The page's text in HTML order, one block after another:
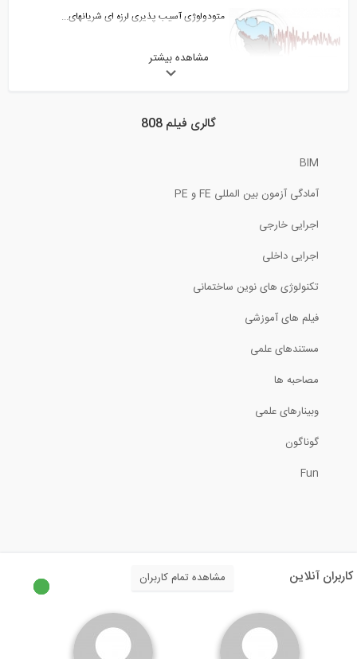
متودولوژی آسیب پذیری لرزه ای شریانهای...
35:18
بخشی از فیلم آموزشی مدل سازی جامع تیر...
مشاهده بیشتر
گالری فیلم 808
BIM
آمادگی آزمون بین المللی FE و PE
اجرایی خارجی
اجرایی داخلی
تکنولوژی های نوین ساختمانی
فیلم های آموزشی
مستندهای علمی
مصاحبه ها
وبینارهای علمی
گوناگون
Fun
کاربران آنلاین مشاهده تمام کاربران